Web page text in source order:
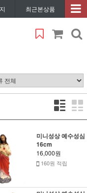
최근본상품
미니성상 예수성심
16cm
16,000원
160원 적립